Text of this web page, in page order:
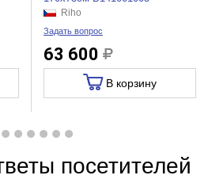
Riho
Задать вопрос
63 600
В корзину
посетителей